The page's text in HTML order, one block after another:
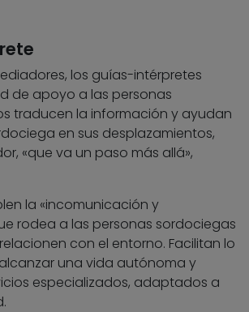
los guías-intérpretes
de apoyo a las personas
traducen la información y ayudan
en sus desplazamientos,
«que va un paso más allá»,
la «incomunicación y
rodea a las personas sordociegas
con el entorno. Facilitan lo
una vida autónoma y
especializados, adaptados a